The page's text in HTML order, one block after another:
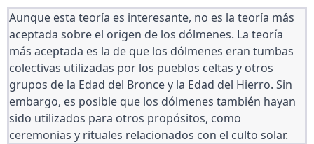
Aunque esta teoría es interesante, no es la teoría más
aceptada sobre el origen de los dólmenes. La teoría
más aceptada es la de que los dólmenes eran tumbas
colectivas utilizadas por los pueblos celtas y otros
grupos de la Edad del Bronce y la Edad del Hierro. Sin
embargo, es posible que los dólmenes también hayan
sido utilizados para otros propósitos, como
ceremonias y rituales relacionados con el culto solar.